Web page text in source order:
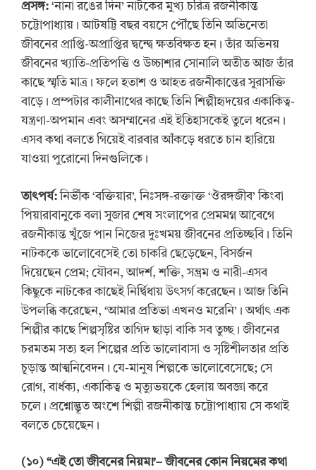
প্রসঙ্গ: ‘নানা রঙের দিন’ নাটকের মুখ্য চরিত্র রজনীকান্ত
চট্টোপাধ্যায়। আটষট্টি বছর বয়সে পৌঁছে তিনি অভিনেতা
জীবনের প্রাপ্তি-অপ্রাপ্তির দ্বন্দ্বে ক্ষতবিক্ষত হন। তাঁর অভিনয়
জীবনের খ্যাতি-প্রতিপত্তি ও উচ্চাশার সোনালি অতীত আজ তাঁর
কাছে স্মৃতি মাত্র। ফলে হতাশ ও আহত রজনীকান্তের সুরাসক্তি
বাড়ে। প্রম্পটার কালীনাথের কাছে তিনি শিল্পীহৃদয়ের একাকিত্ব-
যন্ত্রণা-অপমান এবং অসম্মানের এই ইতিহাসকেই তুলে ধরেন।
এসব কথা বলতে গিয়েই বারবার আঁকড়ে ধরতে চান হারিয়ে
যাওয়া পুরোনো দিনগুলিকে।
তাৎপর্য:নির্ভীক ‘বক্তিয়ার’, নিঃসঙ্গ-রক্তাক্ত ‘ঔরঙ্গজীব’ কিংবা
পিয়ারাবানুকে বলা সুজার শেষ সংলাপের প্রেমমগ্ন আবেগে
রজনীকান্ত খুঁজে পান নিজের দুঃখময় জীবনের প্রতিচ্ছবি। তিনি
নাটককে ভালোবেসেই তো চাকরি ছেড়েছেন, বিসর্জন
দিয়েছেন প্রেম; যৌবন, আদর্শ, শক্তি, সম্ভ্রম ও নারী-এসব
কিছুকে নাটকের কাছেই নির্দ্বিধায় উৎসর্গ করেছেন। আজ তিনি
উপলব্ধি করেছেন, ‘আমার প্রতিভা এখনও মরেনি’। অর্থাৎ এক
শিল্পীর কাছে শিল্পসৃষ্টির তাগিদ ছাড়া বাকি সব তুচ্ছ। জীবনের
চরমতম সত্য হল শিল্পের প্রতি ভালোবাসা ও সৃষ্টিশীলতার প্রতি
চূড়ান্ত আত্মনিবেদন। যে-মানুষ শিল্পকে ভালোবেসেছে; সে
রোগ, বার্ধক্য, একাকিত্ব ও মৃত্যুভয়কে হেলায় অবজ্ঞা করে
চলে। প্রশ্নোদ্ভূত অংশে শিল্পী রজনীকান্ত চট্টোপাধ্যায় সে কথাই
বলতে চেয়েছেন।
(১০) “এই তো জীবনের নিয়ম!’– জীবনের কোন নিয়মের কথা